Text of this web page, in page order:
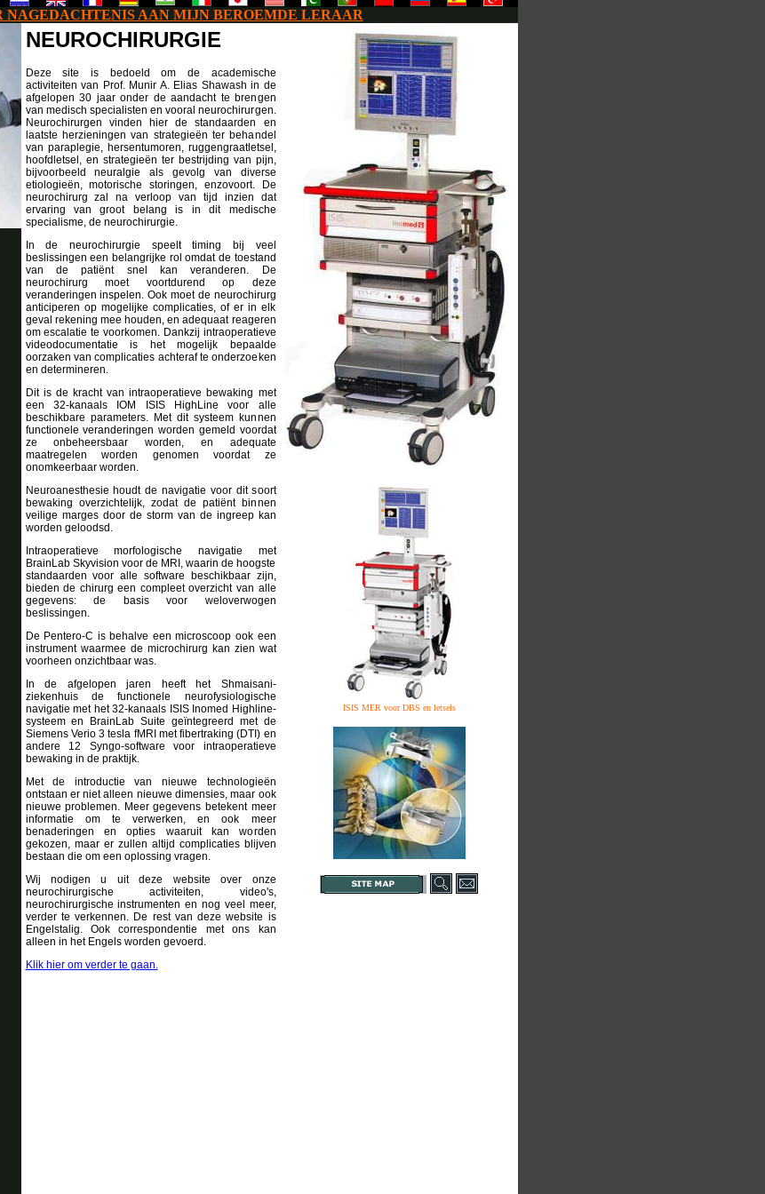
NAGEDACHTENIS AAN MIJN BEROEMDE LERAAR
NEUROCHIRURGIE
Deze site is bedoeld om de academische
activiteiten van Prof. Munir A. Elias Shawash in de
afgelopen 30 jaar onder de aandacht te brengen
van medisch specialisten en vooral neurochirurgen.
Neurochirurgen vinden hier de standaarden en
laatste herzieningen van strategieën ter behandel
van paraplegie, hersentumoren, ruggengraatletsel,
hoofdletsel, en strategieën ter bestrijding van pijn,
bijvoorbeeld neuralgie als gevolg van diverse
etiologieën, motorische storingen, enzovoort. De
neurochirurg zal na verloop van tijd inzien dat
ervaring van groot belang is in dit medische
specialisme, de neurochirurgie.
In de neurochirurgie speelt timing bij veel
beslissingen een belangrijke rol omdat de toestand
van de patiënt snel kan veranderen. De
neurochirurg moet voortdurend op deze
veranderingen inspelen. Ook moet de neurochirurg
anticiperen op mogelijke complicaties, of er in elk
geval rekening mee houden, en adequaat reageren
om escalatie te voorkomen. Dankzij intraoperatieve
videodocumentatie is het mogelijk bepaalde
oorzaken van complicaties achteraf te onderzoeken
en determineren.
Dit is de kracht van intraoperatieve bewaking met
een 32-kanaals IOM ISIS HighLine voor alle
beschikbare parameters. Met dit systeem kunnen
functionele veranderingen worden gemeld voordat
ze onbeheersbaar worden, en adequate
maatregelen worden genomen voordat ze
onomkeerbaar worden.
Neuroanesthesie houdt de navigatie voor dit soort
bewaking overzichtelijk, zodat de patiënt binnen
veilige marges door de storm van de ingreep kan
worden geloodsd.
Intraoperatieve morfologische navigatie met
BrainLab Skyvision voor de MRI, waarin de hoogste
standaarden voor alle software beschikbaar zijn,
bieden de chirurg een compleet overzicht van alle
gegevens: de basis voor weloverwogen
beslissingen.
De Pentero-C is behalve een microscoop ook een
instrument waarmee de microchirurg kan zien wat
voorheen onzichtbaar was.
In de afgelopen jaren heeft het Shmaisani-
ziekenhuis de functionele neurofysiologische
navigatie met het 32-kanaals ISIS Inomed Highline-
systeem en BrainLab Suite geïntegreerd met de
Siemens Verio 3 tesla fMRI met fibertraking (DTI) en
andere 12 Syngo-software voor intraoperatieve
bewaking in de praktijk.
Met de introductie van nieuwe technologieën
ontstaan er niet alleen nieuwe dimensies, maar ook
nieuwe problemen. Meer gegevens betekent meer
informatie om te verwerken, en ook meer
benaderingen en opties waaruit kan worden
gekozen, maar er zullen altijd complicaties blijven
bestaan die om een oplossing vragen.
Wij nodigen u uit deze website over onze
neurochirurgische activiteiten, video's,
neurochirurgische instrumenten en nog veel meer,
verder te verkennen. De rest van deze website is
Engelstalig. Ook correspondentie met ons kan
alleen in het Engels worden gevoerd.
Klik hier om verder te gaan.
ISIS MER voor DBS en letsels